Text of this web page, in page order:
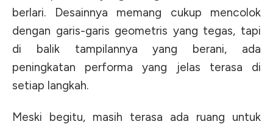
berlari. Desainnya memang cukup mencolok
dengan garis-garis geometris yang tegas, tapi
di balik tampilannya yang berani, ada
peningkatan performa yang jelas terasa di
setiap langkah.
Meski begitu, masih terasa ada ruang untuk